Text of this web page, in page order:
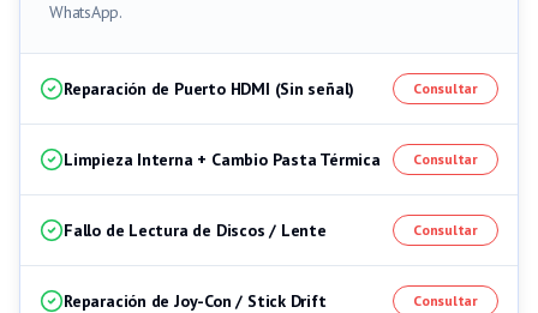
WhatsApp.
Reparación de Puerto HDMI (Sin señal) Consultar
Limpieza Interna + Cambio Pasta Térmica Consultar
Fallo de Lectura de Discos / Lente Consultar
Reparación de Joy-Con / Stick Drift Consultar